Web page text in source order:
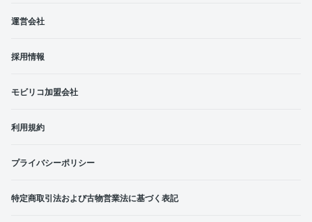
運営会社
採用情報
モビリコ加盟会社
利用規約
プライバシーポリシー
特定商取引法および古物営業法に基づく表記